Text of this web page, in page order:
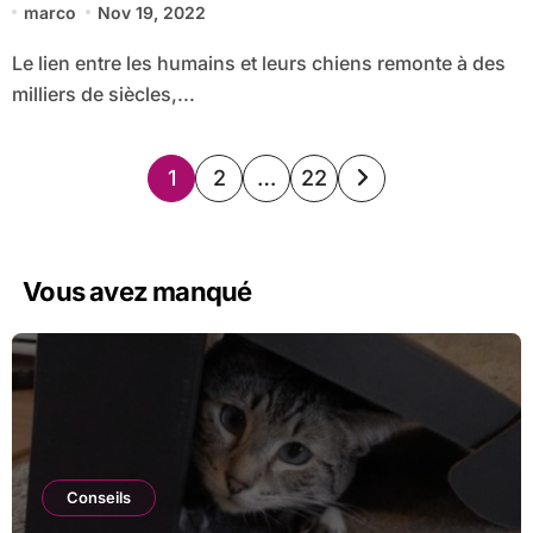
marco Nov 19, 2022
Le lien entre les humains et leurs chiens remonte à des
milliers de siècles,...
Pagination
1 2 … 22
Vous avez manqué
Conseils